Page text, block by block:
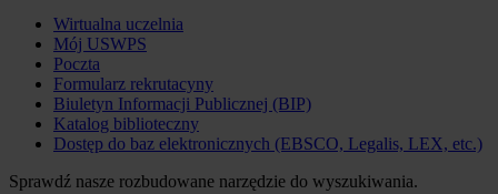
Wirtualna uczelnia
Mój USWPS
Poczta
Formularz rekrutacyny
Biuletyn Informacji Publicznej (BIP)
Katalog biblioteczny
Dostęp do baz elektronicznych (EBSCO, Legalis, LEX, etc.)
Sprawdź nasze rozbudowane narzędzie do wyszukiwania.